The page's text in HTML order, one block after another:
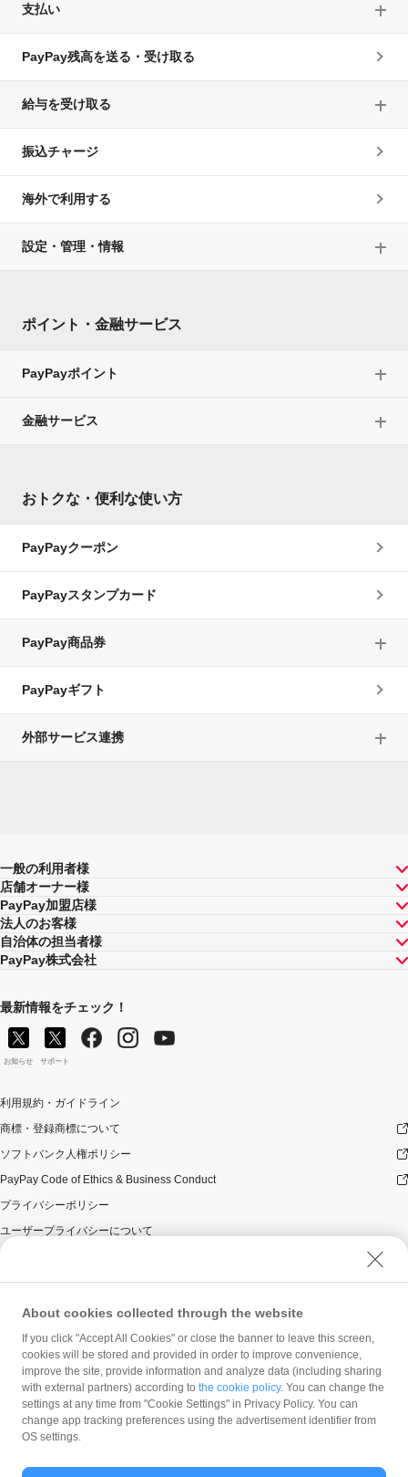
支払い
PayPay残高を送る・受け取る
給与を受け取る
振込チャージ
海外で利用する
設定・管理・情報
ポイント・金融サービス
PayPayポイント
金融サービス
おトクな・便利な使い方
PayPayクーポン
PayPayスタンプカード
PayPay商品券
PayPayギフト
外部サービス連携
一般の利用者様
店舗オーナー様
PayPay加盟店様
法人のお客様
自治体の担当者様
PayPay株式会社
最新情報をチェック！
お知らせ サポート
利用規約・ガイドライン
商標・登録商標について
ソフトバンク人権ポリシー
PayPay Code of Ethics & Business Conduct
プライバシーポリシー
ユーザープライバシーについて
ウェブサイト利用規約
反社会的勢力に対する方針
勧誘方針
マネロン等基本方針
カスタマーハラスメントに関する当社の考え方
About cookies collected through the website
If you click "Accept All Cookies" or close the banner to leave this screen,
cookies will be stored and provided in order to improve convenience,
improve the site, provide information and analyze data (including sharing
with external partners) according to the cookie policy. You can change the
settings at any time from "Cookie Settings" in Privacy Policy. You can
change app tracking preferences using the advertisement identifier from
OS settings.